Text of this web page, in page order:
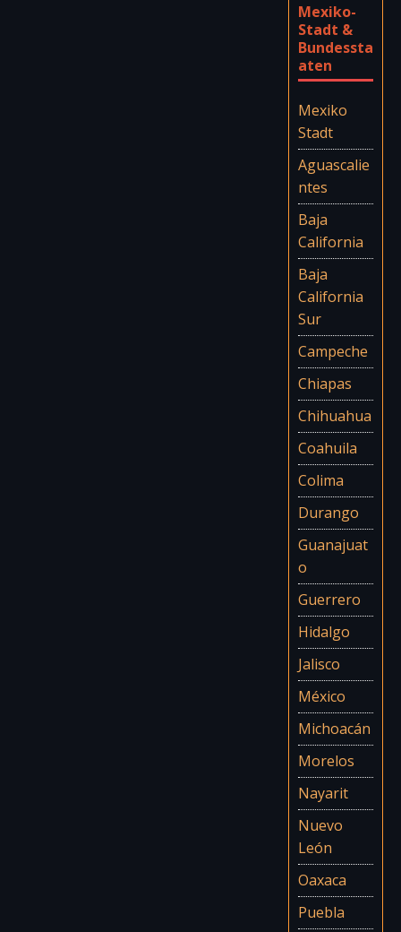
Mexiko-
Stadt &
Bundessta
aten
Mexiko
Stadt
Aguascalie
ntes
Baja
California
Baja
California
Sur
Campeche
Chiapas
Chihuahua
Coahuila
Colima
Durango
Guanajuat
o
Guerrero
Hidalgo
Jalisco
México
Michoacán
Morelos
Nayarit
Nuevo
León
Oaxaca
Puebla